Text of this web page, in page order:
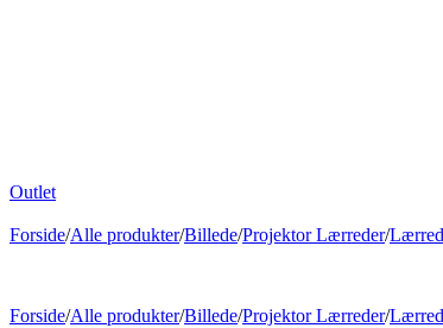
Outlet
Forside/Alle produkter/Billede/Projektor Lærreder/
Forside/Alle produkter/Billede/Projektor Lærreder/